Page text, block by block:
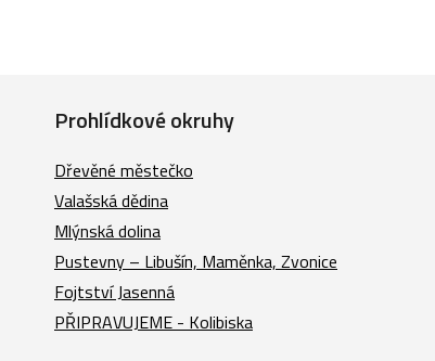
Prohlídkové okruhy
Dřevěné městečko
Valašská dědina
Mlýnská dolina
Pustevny – Libušín, Maměnka, Zvonice
Fojtství Jasenná
PŘIPRAVUJEME - Kolibiska